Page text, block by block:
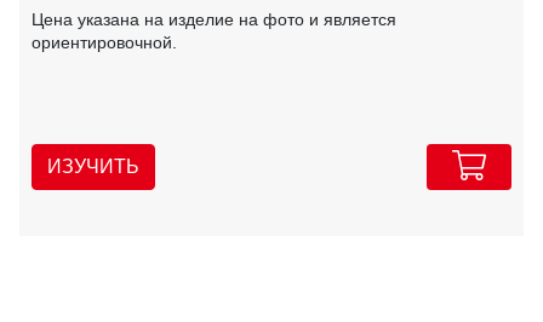
Цена указана на изделие на фото и является
ориентировочной.
ИЗУЧИТЬ